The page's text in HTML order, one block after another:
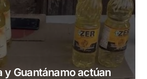
y Guantánamo actúan